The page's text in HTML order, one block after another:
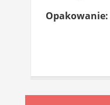
Opakowanie: